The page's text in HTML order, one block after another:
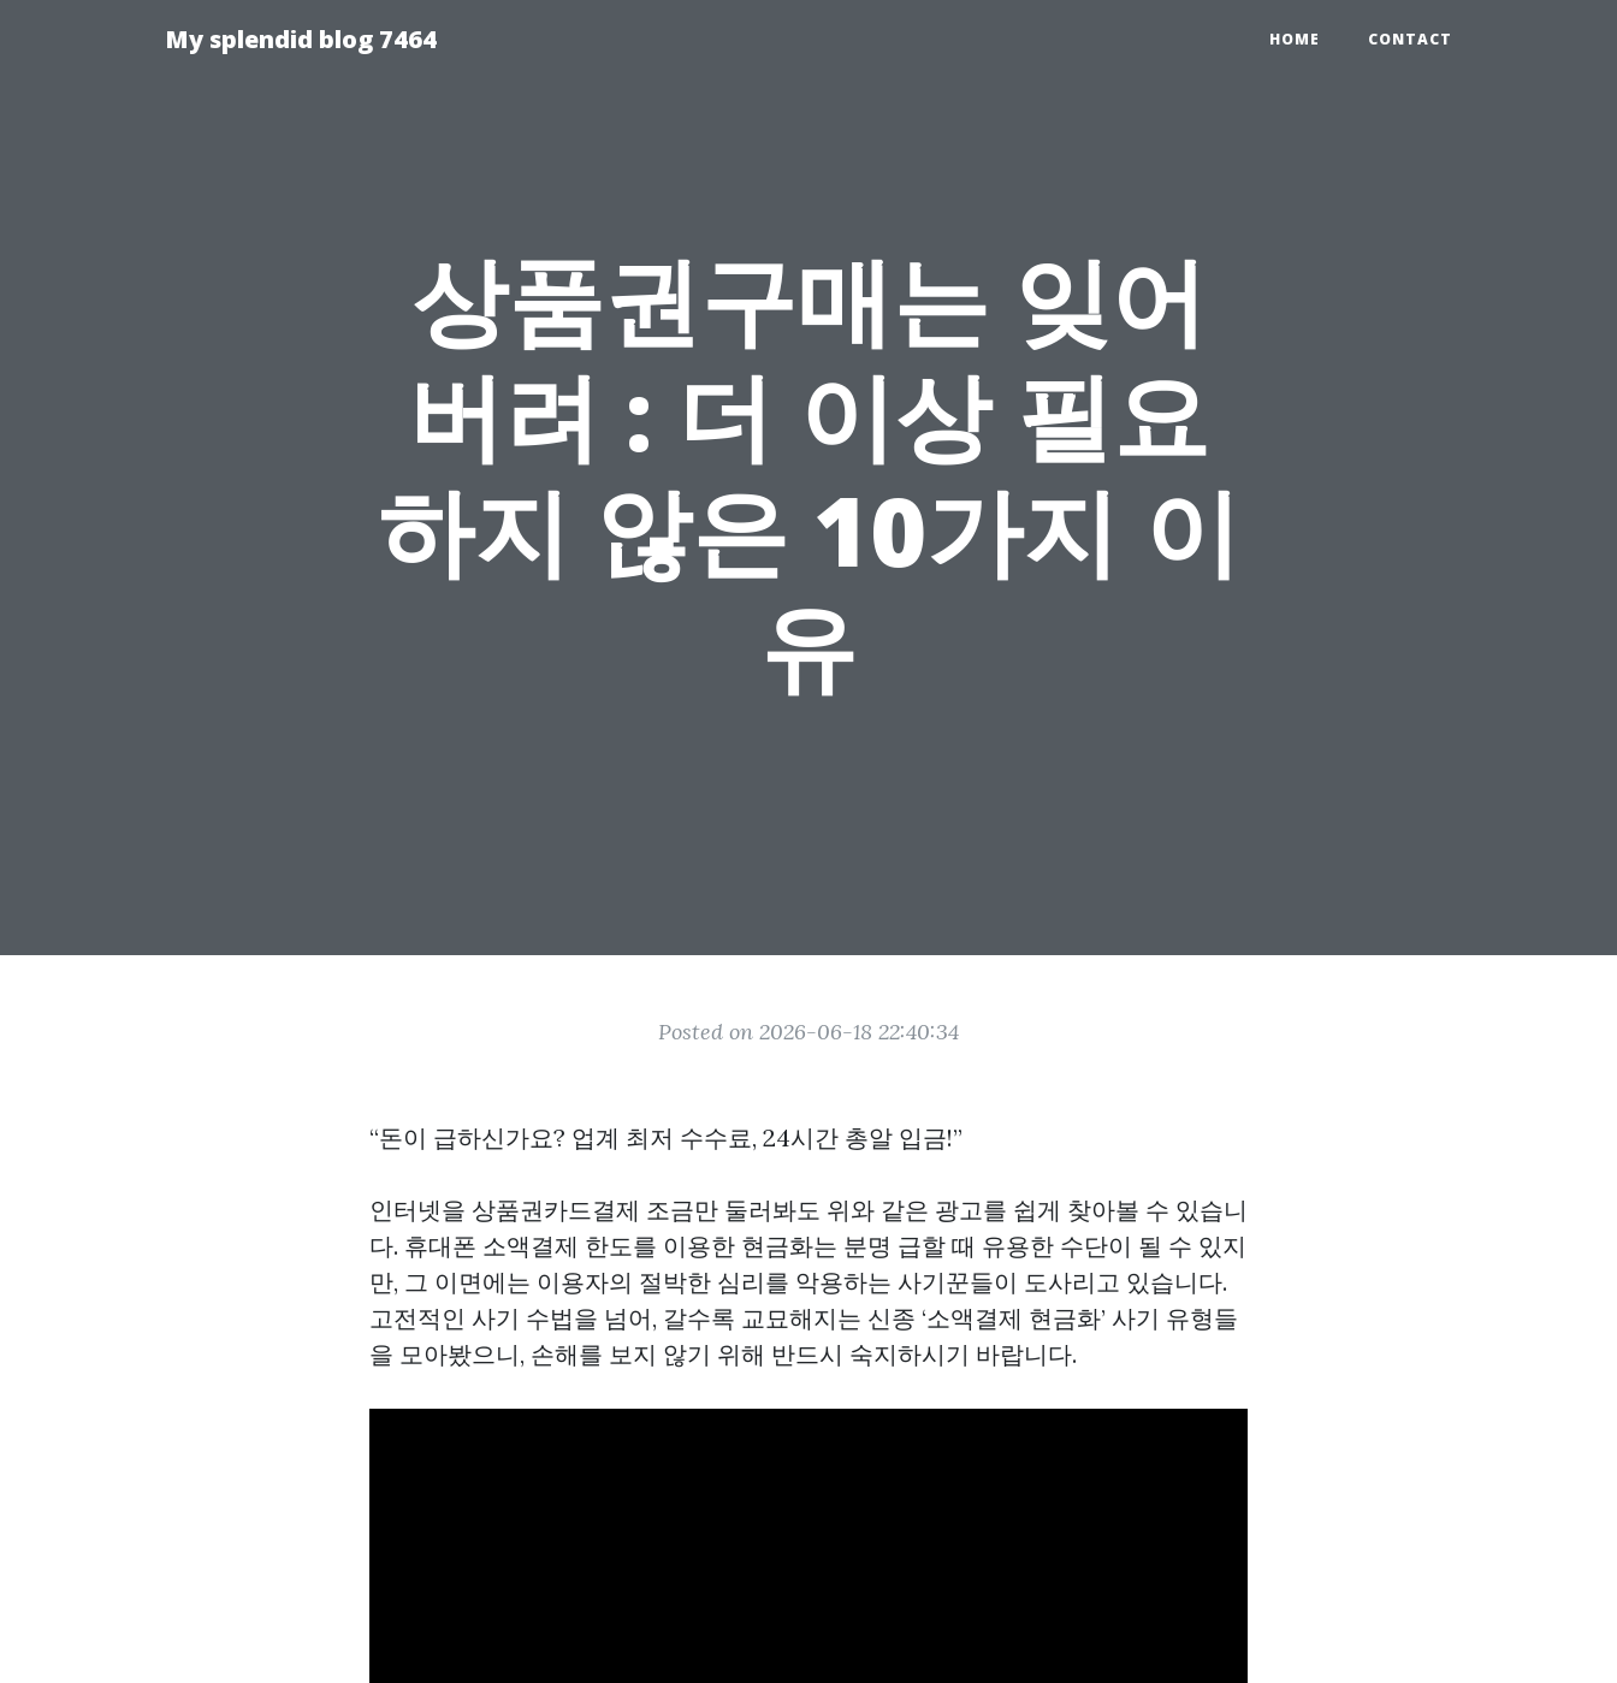
My splendid blog 7464 HOME CONTACT
상품권구매는 잊어
버려 : 더 이상 필요
하지 않은 10가지 이
유
Posted on 2026-06-18 22:40:34
“돈이 급하신가요? 업계 최저 수수료, 24시간 총알 입금!”
인터넷을 상품권카드결제 조금만 둘러봐도 위와 같은 광고를 쉽게 찾아볼 수 있습니
다. 휴대폰 소액결제 한도를 이용한 현금화는 분명 급할 때 유용한 수단이 될 수 있지
만, 그 이면에는 이용자의 절박한 심리를 악용하는 사기꾼들이 도사리고 있습니다.
고전적인 사기 수법을 넘어, 갈수록 교묘해지는 신종 ‘소액결제 현금화’ 사기 유형들
을 모아봤으니, 손해를 보지 않기 위해 반드시 숙지하시기 바랍니다.